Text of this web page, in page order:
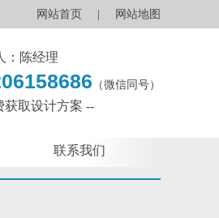
网站首页 网站地图
：陈经理
（微信同号）
获取设计方案 --
联系我们